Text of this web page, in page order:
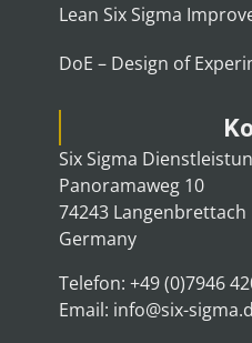
Lean Six Sigma
DoE – Design of
Six Sigma
Panoramaweg 10
74243 Langenbrettach
Germany
Telefon: +49 (0)7946
Email: info@six-